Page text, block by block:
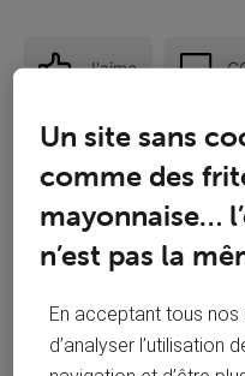
J'aime
Suivre
Un site sans
comme des
mayonnaise…
n’est pas la
En acceptant tous
d’analyser l’utilisation